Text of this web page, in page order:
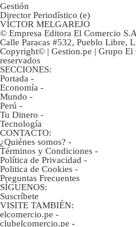
Gestión
Director Periodístico (e)
VÍCTOR MELGAREJO
© Empresa Editora El Comercio
Calle Paracas #532, Pueblo Libre,
Copyright© | Gestion.pe | Grupo El
reservados
SECCIONES:
Portada -
Economía -
Mundo -
Perú -
Tu Dinero -
Tecnología
CONTACTO:
¿Quiénes somos? -
Términos y Condiciones -
Política de Privacidad -
Politica de Cookies -
Preguntas Frecuentes
SÍGUENOS:
Suscríbete
VISITE TAMBIÉN:
elcomercio.pe -
clubelcomercio.pe -